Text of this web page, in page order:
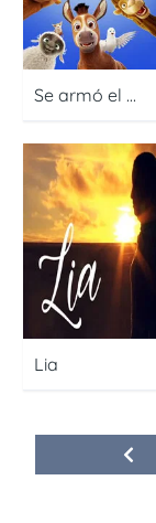
Se armó el belén
Lia